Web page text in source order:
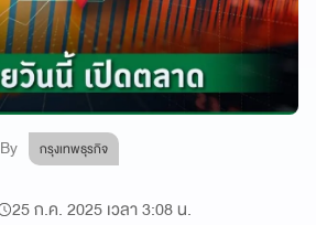
By กรุงเทพธุรกิจ
25 ก.ค. 2025 เวลา 3:08 น.